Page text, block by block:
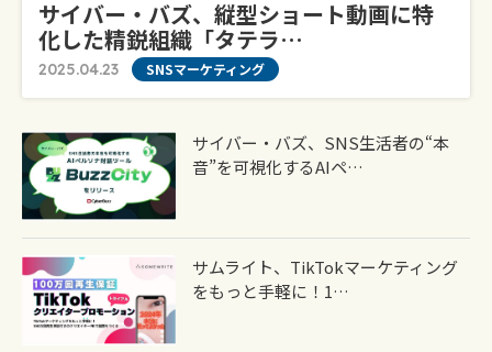
サイバー・バズ、縦型ショート動画に特
化した精鋭組織「タテラ…
2025.04.23 SNSマーケティング
サイバー・バズ、SNS生活者の“本
音”を可視化するAIペ…
サムライト、TikTokマーケティング
をもっと手軽に！1…